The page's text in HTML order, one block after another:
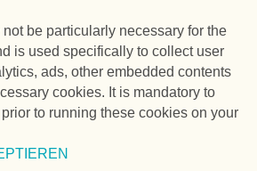
be particularly necessary for the
is used specifically to collect user
ads, other embedded contents
cookies. It is mandatory to
to running these cookies on your